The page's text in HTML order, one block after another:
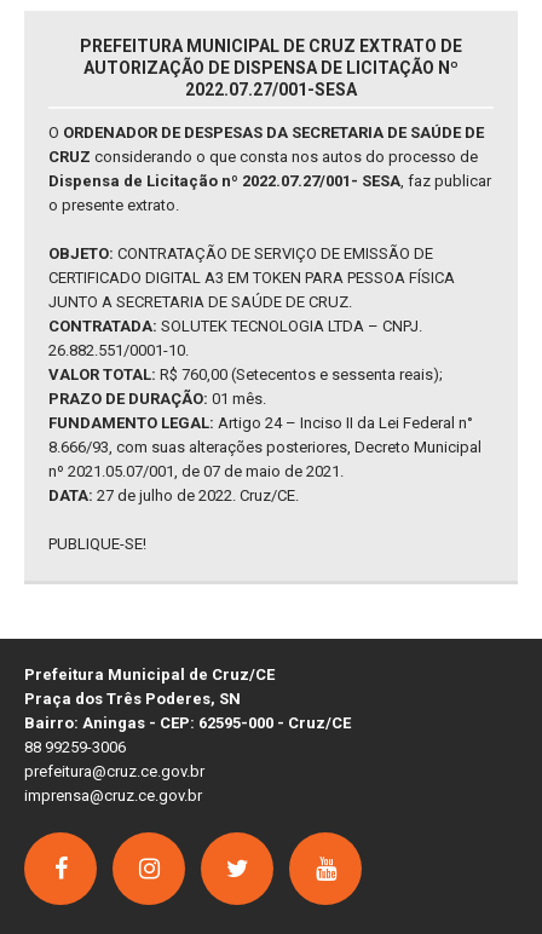
PREFEITURA MUNICIPAL DE CRUZ EXTRATO DE
AUTORIZAÇÃO DE DISPENSA DE LICITAÇÃO Nº
2022.07.27/001-SESA
O ORDENADOR DE DESPESAS DA SECRETARIA DE SAÚDE DE
CRUZ considerando o que consta nos autos do processo de
Dispensa de Licitação nº 2022.07.27/001- SESA, faz publicar
o presente extrato.
OBJETO: CONTRATAÇÃO DE SERVIÇO DE EMISSÃO DE
CERTIFICADO DIGITAL A3 EM TOKEN PARA PESSOA FÍSICA
JUNTO A SECRETARIA DE SAÚDE DE CRUZ.
CONTRATADA: SOLUTEK TECNOLOGIA LTDA – CNPJ.
26.882.551/0001-10.
VALOR TOTAL: R$ 760,00 (Setecentos e sessenta reais);
PRAZO DE DURAÇÃO: 01 mês.
FUNDAMENTO LEGAL: Artigo 24 – Inciso II da Lei Federal n°
8.666/93, com suas alterações posteriores, Decreto Municipal
nº 2021.05.07/001, de 07 de maio de 2021.
DATA: 27 de julho de 2022. Cruz/CE.
PUBLIQUE-SE!
Prefeitura Municipal de Cruz/CE
Praça dos Três Poderes, SN
Bairro: Aningas - CEP: 62595-000 - Cruz/CE
88 99259-3006
prefeitura@cruz.ce.gov.br
imprensa@cruz.ce.gov.br